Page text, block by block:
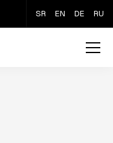
SR EN DE RU